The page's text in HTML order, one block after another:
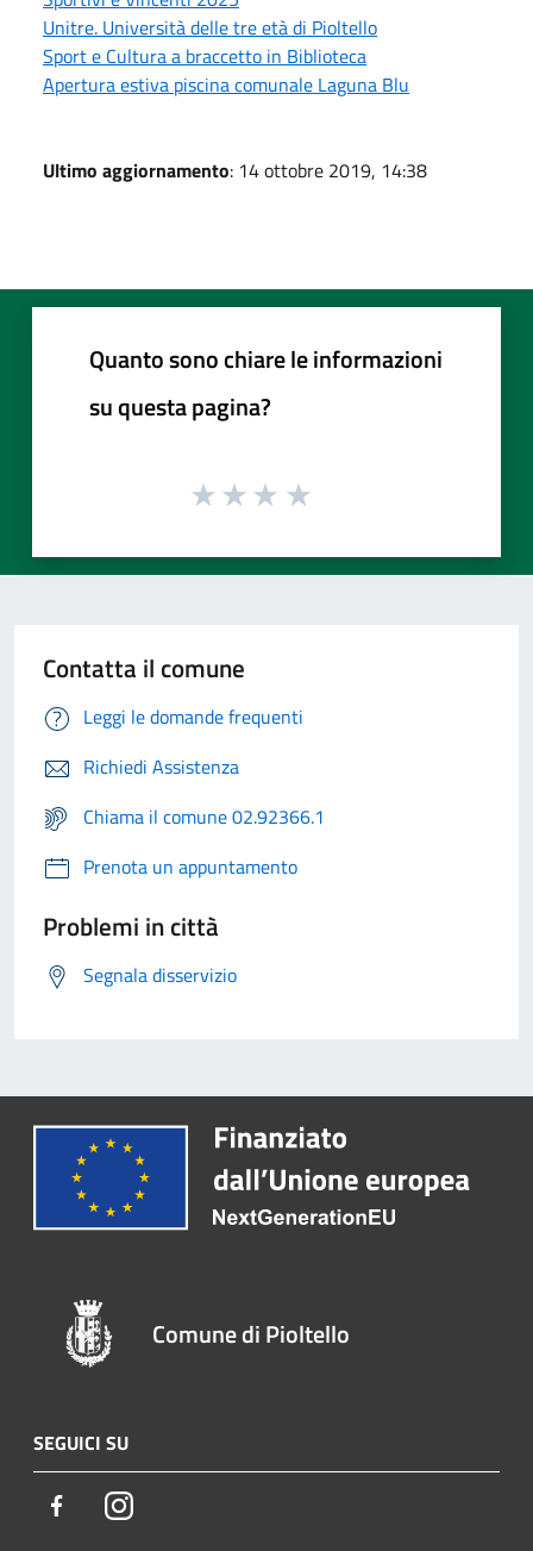
Unitre. Università delle tre età di Pioltello
Sport e Cultura a braccetto in Biblioteca
Apertura estiva piscina comunale Laguna Blu
Ultimo aggiornamento: 14 ottobre 2019, 14:38
Quanto sono chiare le informazioni
su questa pagina?
Contatta il comune
Leggi le domande frequenti
Richiedi Assistenza
Chiama il comune 02.92366.1
Prenota un appuntamento
Problemi in città
Segnala disservizio
Comune di Pioltello
SEGUICI SU
FacebookInstagram